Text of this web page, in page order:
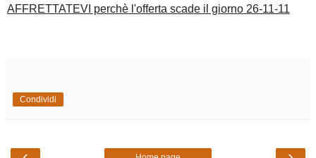
AFFRETTATEVI perchè l'offerta scade il giorno 26-11-11
Condividi